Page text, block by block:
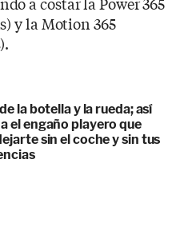
y la Motion 365
la botella y la rueda; así
el engaño playero que
sin el coche y sin tus